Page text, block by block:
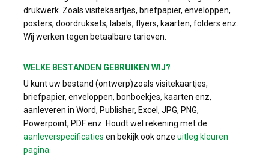
drukwerk. Zoals visitekaartjes, briefpapier, enveloppen,
posters, doordruksets, labels, flyers, kaarten, folders enz.
Wij werken tegen betaalbare tarieven.
WELKE BESTANDEN GEBRUIKEN WIJ?
U kunt uw bestand (ontwerp)zoals visitekaartjes,
briefpapier, enveloppen, bonboekjes, kaarten enz,
aanleveren in Word, Publisher, Excel, JPG, PNG,
Powerpoint, PDF enz. Houdt wel rekening met de
aanleverspecificaties en bekijk ook onze uitleg kleuren
pagina